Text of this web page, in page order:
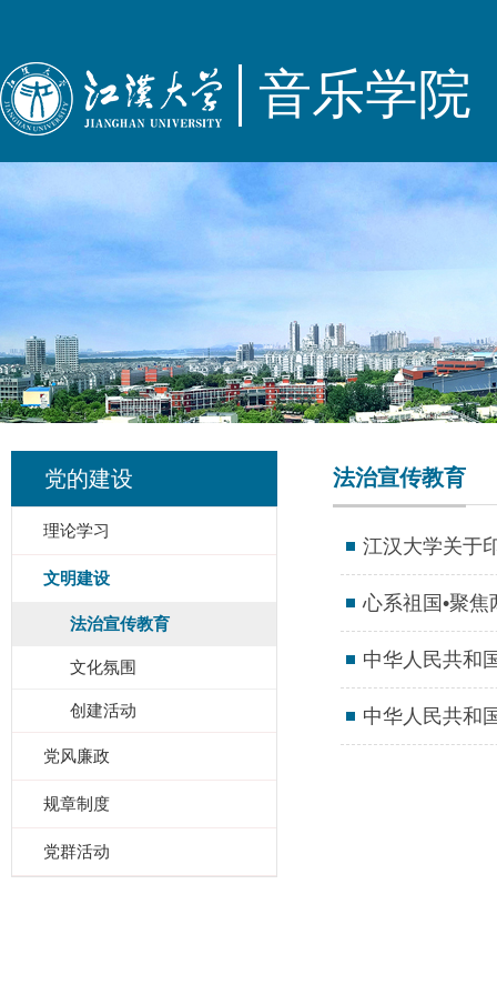
音乐学院
党的建设
理论学习
文明建设
法治宣传教育
文化氛围
创建活动
党风廉政
规章制度
党群活动
法治宣传教育
江汉大学关于
心系祖国•聚
中华人民共和
中华人民共和